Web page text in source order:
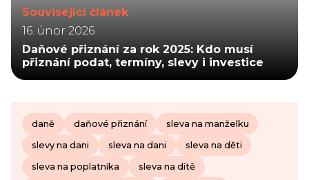
Související článek
16. únor 2026
Daňové přiznání za rok 2025: Kdo musí
přiznání podat, termíny, slevy i investice
daně daňové přiznání sleva na manželku
slevy na dani sleva na dani sleva na děti
sleva na poplatníka sleva na dítě